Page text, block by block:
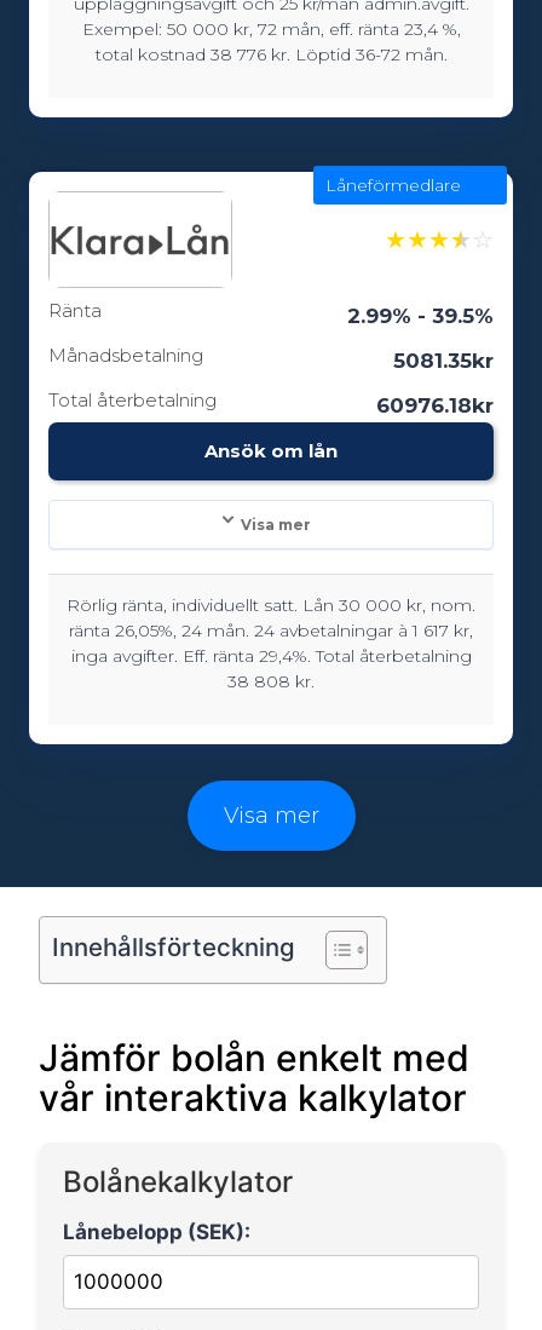
10000 - 100000kr
Ålderskrav:
18
Exempel: 50 000 kr, 72 mån, eff. ränta 23,4 %,
total kostnad 38 776 kr. Löptid 36-72 mån.
★★★★☆
Ränta 2.99% - 39.5%
Månadsbetalning 5081.35kr
Total återbetalning 60976.18kr
Ansök om lån
Låneförmedlare
Visa mer
Lånebelopp:
5000 - 150000kr
18
Rörlig ränta, individuellt satt. Lån 30 000 kr, nom.
ränta 26,05%, 24 mån. 24 avbetalningar à 1 617 kr,
inga avgifter. Eff. ränta 29,4%. Total återbetalning
38 808 kr.
Visa mer
Innehållsförteckning
Jämför bolån enkelt med
vår interaktiva kalkylator
Bolånekalkylator
Lånebelopp (SEK):